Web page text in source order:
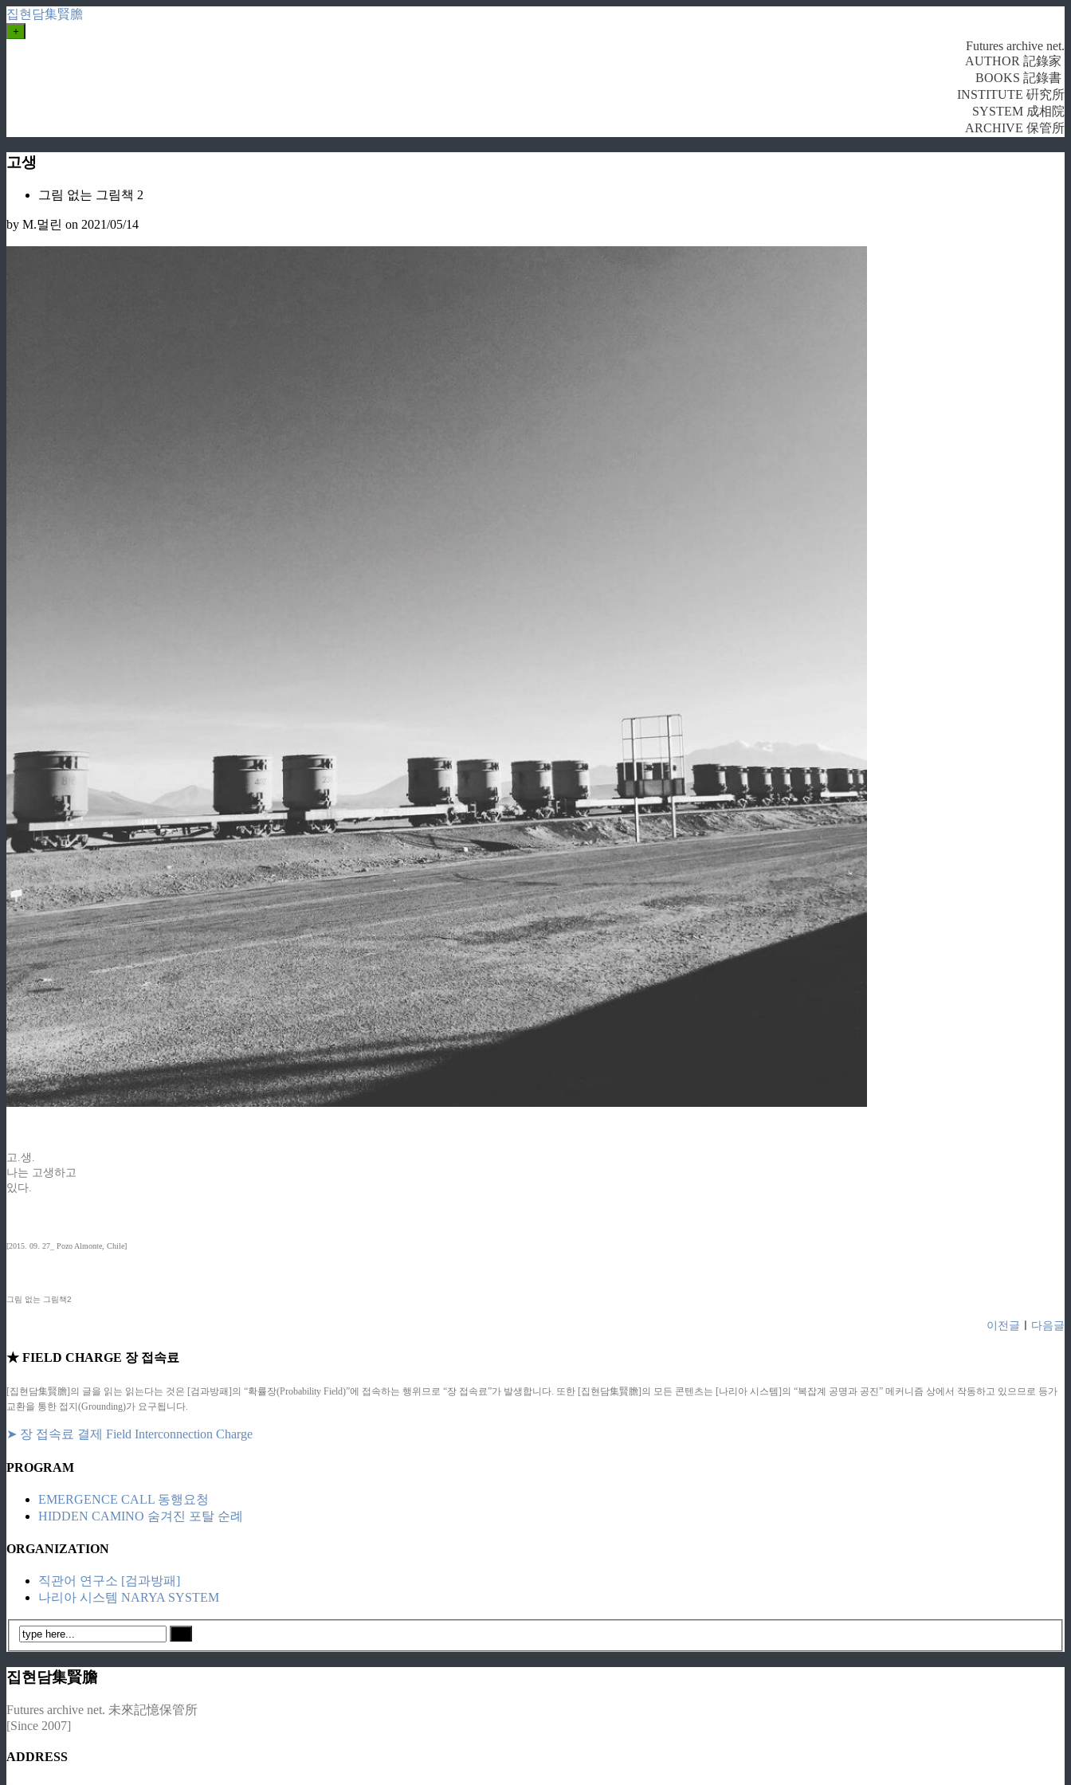
집현담集賢膽
+
Futures archive net.
AUTHOR 記錄家
BOOKS 記錄書
INSTITUTE 硏究所
SYSTEM 成相院
ARCHIVE 保管所
고생
그림 없는 그림책 2
by M.멀린 on 2021/05/14
고.생.
나는 고생하고
있다.
[2015. 09. 27_ Pozo Almonte, Chile]
그림 없는 그림책2
이전글 다음글
★ FIELD CHARGE 장 접속료
[집현담集賢膽]의 글을 읽는 읽는다는 것은 [검과방패]의 “확률장(Probability Field)”에 접속하는 행위므로 “장 접속료”가 발생합니다. 또한 [집현담集賢膽]의 모든 콘텐츠는 [나리아 시스템]의 “복잡계 공명과 공진” 메커니즘 상에서 작동하고 있으므로 등가
교환을 통한 접지(Grounding)가 요구됩니다.
➤ 장 접속료 결제 Field Interconnection Charge
PROGRAM
EMERGENCE CALL 동행요청
HIDDEN CAMINO 숨겨진 포탈 순례
ORGANIZATION
직관어 연구소 [검과방패]
나리아 시스템 NARYA SYSTEM
집현담集賢膽
Futures archive net. 未來記憶保管所
[Since 2007]
ADDRESS